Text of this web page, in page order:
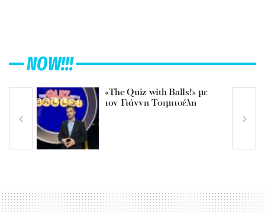
NOW!!!
«The Quiz with Balls!» με
τον Γιάννη Τσιμιτσέλη